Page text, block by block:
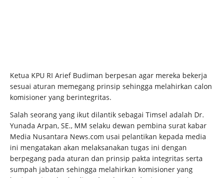
Ketua KPU RI Arief Budiman berpesan agar mereka bekerja
sesuai aturan memegang prinsip sehingga melahirkan calon
komisioner yang berintegritas.
Salah seorang yang ikut dilantik sebagai Timsel adalah Dr.
Yunada Arpan, SE., MM selaku dewan pembina surat kabar
Media Nusantara News.com usai pelantikan kepada media
ini mengatakan akan melaksanakan tugas ini dengan
berpegang pada aturan dan prinsip pakta integritas serta
sumpah jabatan sehingga melahirkan komisioner yang